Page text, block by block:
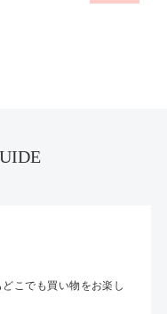
こでも買い物をお楽し